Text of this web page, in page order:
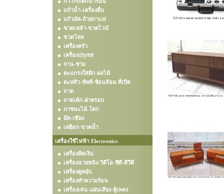
แก้วน้ำ-เครื่องดื่ม
แก้วมัค-ถ้วยกาแฟ
ขวดเหล้า-ขวดไวน์
ขวดโหล
เครื่องครัว
เครื่องปรุงรส
จาน-ชาม
ตะแกรงใส่ผัก-ผลไม้
ตะหลิว-ทัพพี-ช้อนส้อม-ที่เปิด
ถาด
ถาดเค้ก-ฝาครอบ
ภาชนะไม้-โตก
มีด-เขียง
เหยือก-ขวดน้ำ
เครื่องใช้ไฟฟ้า Electronics
เครื่องคิดเงิน
เครื่องฉายหนัง-วิดีโอ-ซีดี-ดีวีดี
เครื่องดูดฝุ่น
เครื่องทำความร้อน
เครื่องเล่น-แผ่นเสียง-ตู้เพลง